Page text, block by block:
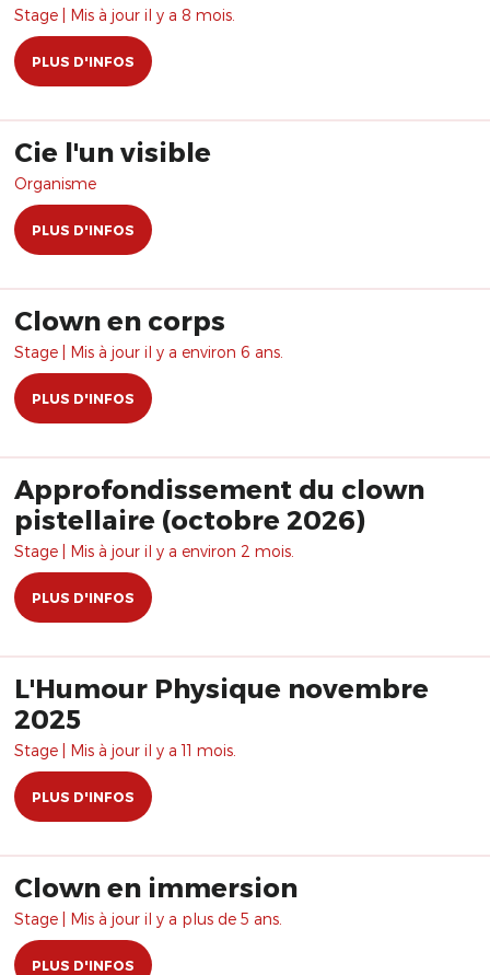
Stage | Mis à jour il y a 8 mois.
PLUS D'INFOS
Cie l'un visible
Organisme
PLUS D'INFOS
Clown en corps
Stage | Mis à jour il y a environ 6 ans.
PLUS D'INFOS
Approfondissement du clown
pistellaire (octobre 2026)
Stage | Mis à jour il y a environ 2 mois.
PLUS D'INFOS
L'Humour Physique novembre
2025
Stage | Mis à jour il y a 11 mois.
PLUS D'INFOS
Clown en immersion
Stage | Mis à jour il y a plus de 5 ans.
PLUS D'INFOS